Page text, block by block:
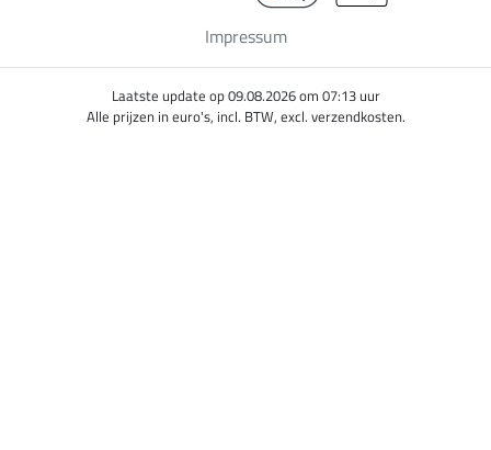
Impressum
Laatste update op 09.08.2026 om 07:13 uur
Alle prijzen in euro's, incl. BTW, excl. verzendkosten.